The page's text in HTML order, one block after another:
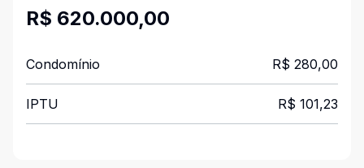
R$ 620.000,00
Condomínio R$ 280,00
IPTU R$ 101,23